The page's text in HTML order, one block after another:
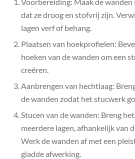
dat ze droog en stofvrij zijn.
lagen verf of behang.
Plaatsen van hoekprofielen:
hoeken van de wanden om een
creëren.
Aanbrengen van hechtlaag:
de wanden zodat het stucwerk
Stucen van de wanden: Breng
meerdere lagen, afhankelijk van
Werk de wanden af met een
gladde afwerking.